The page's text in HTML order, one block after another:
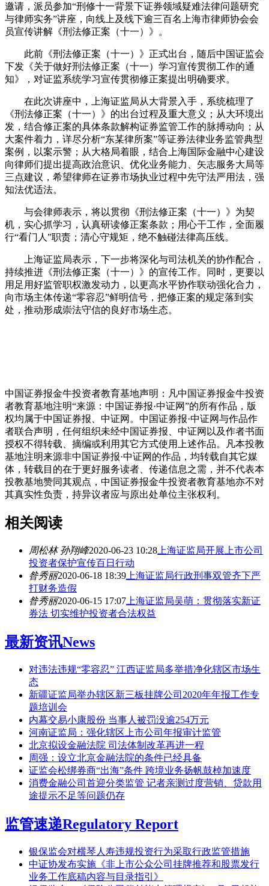
邀请，派员参加“刑修十一背景下证券领域疑难法律问题研究
与律师实务”讲座，向线上及线下逾三百名上海市律师协会会
员宣传讲解《刑法修正案（十一）》。
此前《刑法修正案（十一）》正式出台，随后中国证监会
下发《关于做好刑法修正案（十一）学习宣传贯彻工作的通
知》，对证监系统学习宣传贯彻修正案提出明确要求。
在此次讲座中，上海证监局从大背景入手，系统梳理了
《刑法修正案（十一）》的出台过程及重大意义；从大环境出
发，结合修正案的具体条款解构证券监管工作的脉搏动向；从
大案件着力，详尽分析“东某律所案”等证券法律业务监管典型
案例，以案示警；从大格局着眼，结合上海国际金融中心建设
向律师们提出提高政治意识、优化业务能力、矢志服务大局等
三点建议，希望律师在证券市场执业过程中先守法严用法，强
知法优适法。
与会律师表示，将以贯彻《刑法修正案（十一）》为契
机，实心抓学习，认真研读修正案条款；用心干工作，全面履
行“看门人”职责；清心守规矩，绝不触碰法律高压线。
上海证监局表示，下一步将深化与司法机关的协作配合，
持续推进《刑法修正案（十一）》的宣传工作。同时，更要以
用足用好监管职权激发动力，以更高水平协作联动强化合力，
向市场主体传递“零容忍”鲜明信号，把修正案的规定落到实
处，推动形成崇法守信的良好市场生态。
中国证券报金牛投资者教育基地声明：凡中国证券报金牛投资
者教育基地注明“来源：中国证券报·中证网”的所有作品，版
权均属于中国证券报、中证网。中国证券报·中证网与作品作
者联合声明，任何组织未经中国证券报、中证网以及作者书面
授权不得转载、摘编或利用其它方式使用上述作品。凡本投教
基地注明来源非中国证券报·中证网的作品，均转载自其它媒
体，转载目的在于更好服务读者、传递信息之需，并不代表本
投教基地赞同其观点，中国证券报金牛投资者教育基地亦不对
其真实性负责，持异议者应与原出处单位主张权利。
相关阅读
周松林 孙翔峰2020-06-23 10:28 上海证监局开展上市公司
投资者保护宣传百日行动
昝秀丽2020-06-18 18:39 上海证监局行政刑事双管齐下严
打财务造假
昝秀丽2020-06-15 17:07 上海证监局吴萌：贯彻落实新证
券法 切实维护投资者合法权益
最新资讯News
对违法违规“零容忍” 江西证监局多举措净化辖区市场生
态
新疆证监局举办辖区新三板挂牌公司2020年年报工作专
题培训会
内幕交易小康股份 当事人被罚没逾254万元
河南证监局：强化辖区上市公司年报审计监管
北京拟设金融法院 司法体制改革再进一程
周强：设立北京金融法院的条件已经具备
证监会松绑券商“出海”条件 跨境业务扬帆鼓棹加速度
消费金融公司首迎分类监管 记者亲测过度营销、贷款用
途提示不足等问题仍存
监管速递Regulatory Report
银保监会对横琴人寿违规投资行为采取行政监管措施
中证协发布实施《非上市公众公司挂牌推荐和股票发行
业务工作底稿内容与目录指引》